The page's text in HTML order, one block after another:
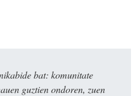
bat: komunitate
guztien ondoren, zuen